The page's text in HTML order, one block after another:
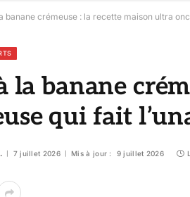
banane crémeuse : la recette maison ultra
la banane
qui fait
7 juillet 2026 Mis à jour : 9 juillet 2026